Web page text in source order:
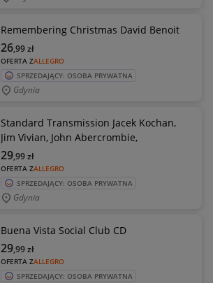
Remembering Christmas David Benoit
OFERTA ZALLEGRO
26,99zł
SPRZEDAJĄCY: OSOBA PRYWATNA
Gdynia
Standard Transmission Jacek Kochan,
Jim Vivian, John Abercrombie,
OFERTA ZALLEGRO
29,99zł
SPRZEDAJĄCY: OSOBA PRYWATNA
Gdynia
Buena Vista Social Club CD
OFERTA ZALLEGRO
29,99zł
SPRZEDAJĄCY: OSOBA PRYWATNA